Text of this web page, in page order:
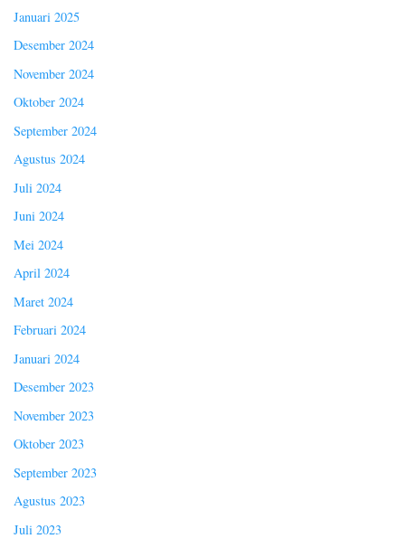
Januari 2025
Desember 2024
November 2024
Oktober 2024
September 2024
Agustus 2024
Juli 2024
Juni 2024
Mei 2024
April 2024
Maret 2024
Februari 2024
Januari 2024
Desember 2023
November 2023
Oktober 2023
September 2023
Agustus 2023
Juli 2023